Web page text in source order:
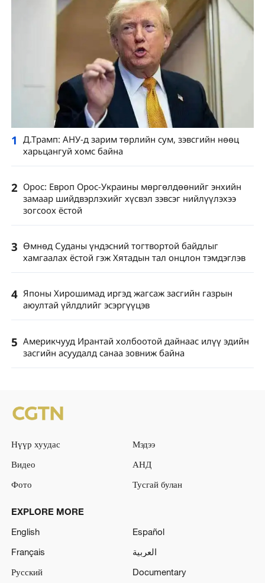
1 Д.Трамп: АНУ-д зарим төрлийн сум, зэвсгийн нөөц
харьцангуй хомс байна
2 Орос: Европ Орос-Украины мөргөлдөөнийг энхийн
замаар шийдвэрлэхийг хүсвэл зэвсэг нийлүүлэхээ
зогсоох ёстой
3 Өмнөд Суданы үндэсний тогтвортой байдлыг
хамгаалах ёстой гэж Хятадын тал онцлон тэмдэглэв
4 Японы Хирошимад иргэд жагсаж засгийн газрын
аюултай үйлдлийг эсэргүүцэв
5 Америкчууд Ирантай холбоотой дайнаас илүү эдийн
засгийн асуудалд санаа зовниж байна
Нүүр хуудас
Мэдээ
Видео
АНД
Фото
Тусгай булан
EXPLORE MORE
English
Español
Français
العربية
Русский
Documentary